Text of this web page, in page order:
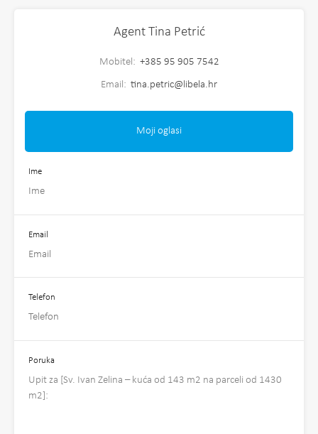
Agent Tina Petrić
Mobitel: +385 95 905 7542
Email: tina.petric@libela.hr
Moji oglasi
Ime
Email
Telefon
Poruka